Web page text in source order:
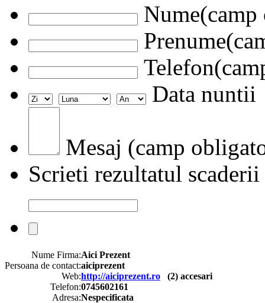
Data nuntii
Mesaj (camp
Scrieti rezultatul scaderii
Nume Firma:Aici Prezent
Persoana de contact:aiciprezent
Web:http://aiciprezent.ro (2) accesari
Telefon:0745602161
Adresa:Nespecificata